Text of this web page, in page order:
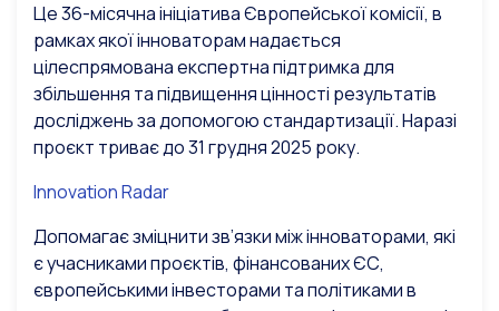
Це 36-місячна ініціатива Європейської комісії, в
рамках якої інноваторам надається
цілеспрямована експертна підтримка для
збільшення та підвищення цінності результатів
досліджень за допомогою стандартизації. Наразі
проєкт триває до 31 грудня 2025 року.
Innovation Radar
Допомагає зміцнити зв’язки між інноваторами, які
є учасниками проєктів, фінансованих ЄС,
європейськими інвесторами та політиками в